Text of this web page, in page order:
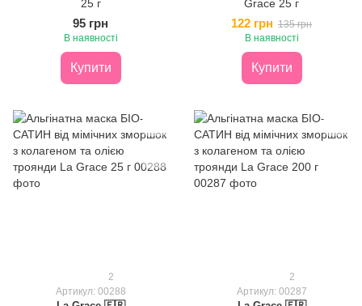
25 г
95 грн
В наявності
Купити
Grace 25 г
122 грн 135 грн
В наявності
Купити
2
Артикул: 00288
2
Артикул: 00287